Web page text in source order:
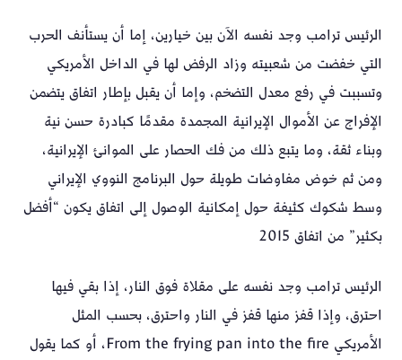
الرئيس ترامب وجد نفسه الآن بين خيارين، إما أن يستأنف الحرب
التي خفضت من شعبيته وزاد الرفض لها في الداخل الأمريكي
وتسببت في رفع معدل التضخم، وإما أن يقبل بإطار اتفاق يتضمن
الإفراج عن الأموال الإيرانية المجمدة مقدمًا كبادرة حسن نية
وبناء ثقة، وما يتبع ذلك من فك الحصار على الموانئ الإيرانية،
ومن ثم خوض مفاوضات طويلة حول البرنامج النووي الإيراني
وسط شكوك كثيفة حول إمكانية الوصول إلى اتفاق يكون “أفضل
بكثير” من اتفاق 2015
الرئيس ترامب وجد نفسه على مقلاة فوق النار، إذا بقي فيها
احترق، وإذا قفز منها قفز في النار واحترق، بحسب المثل
الأمريكي From the frying pan into the fire، أو كما يقول